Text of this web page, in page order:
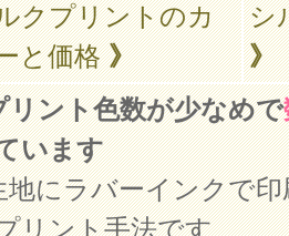
クプリントのカ
と価格》
シ
》
リント色数が少なめで
います
地にラバーインクで
リント手法です